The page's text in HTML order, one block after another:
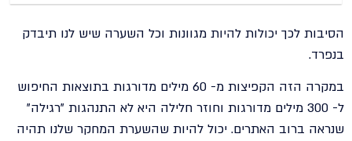
הסיבות לכך יכולות להיות מגוונות וכל השערה שיש לנו תיבדק
בנפרד.
במקרה הזה הקפיצות מ- 60 מילים מדורגות בתוצאות החיפוש
ל- 300 מילים מדורגות וחוזר חלילה היא לא התנהגות "רגילה"
שנראה ברוב האתרים. יכול להיות שהשערת המחקר שלנו תהיה